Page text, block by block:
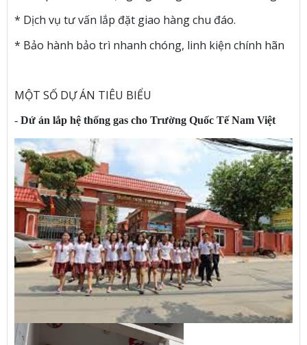
* Dịch vụ tư vấn lắp đặt giao hàng chu đáo.
* Bảo hành bảo trì nhanh chóng, linh kiện chính hãn
MỘT SỐ DỰ ÁN TIÊU BIỂU
- Dứ án lắp hệ thống gas cho Trường Quốc Tế Nam Việt